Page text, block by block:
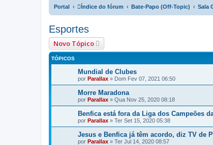
Portal Índice do fórum Bate-Papo (Off-Topic) Sala
Esportes
Novo Tópico
TÓPICOS
Mundial de Clubes
por Parallax » Dom Fev 07, 2021 06:50
Morre Maradona
por Parallax » Qua Nov 25, 2020 08:18
Benfica está fora da Liga dos Campeões
por Parallax » Ter Set 15, 2020 05:38
Jesus e Benfica já têm acordo, diz TV de
por Parallax » Ter Jul 14, 2020 08:57